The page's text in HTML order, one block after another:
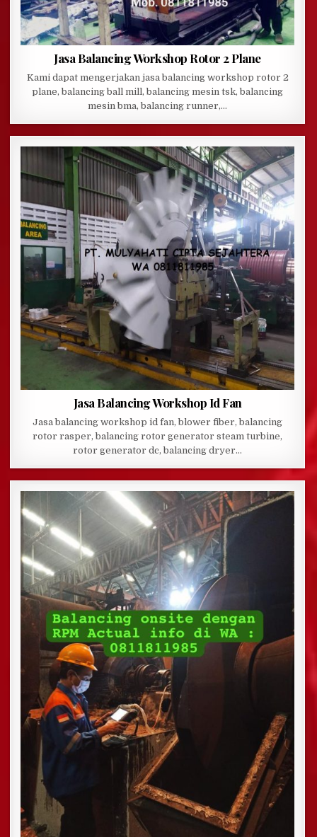
Jasa Balancing Workshop Rotor 2 Plane
Kami dapat mengerjakan jasa balancing workshop rotor 2
plane, balancing ball mill, balancing mesin tsk, balancing
mesin bma, balancing runner,…
Jasa Balancing Workshop Id Fan
Jasa balancing workshop id fan, blower fiber, balancing
rotor rasper, balancing rotor generator steam turbine,
rotor generator dc, balancing dryer…